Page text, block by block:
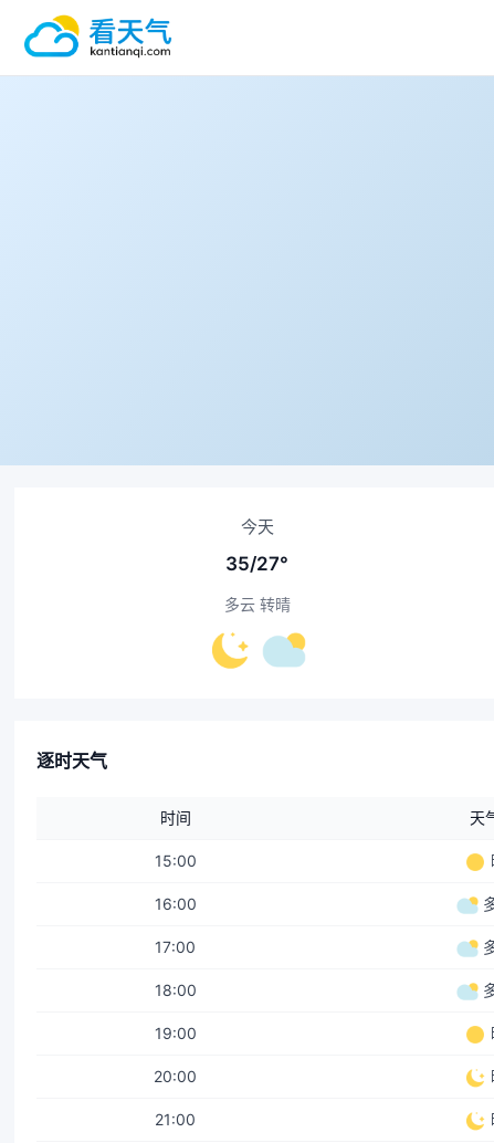
今天
35/27°
多云 转晴
逐时天气
时间 天
15:00
16:00
17:00
18:00
19:00
20:00
21:00